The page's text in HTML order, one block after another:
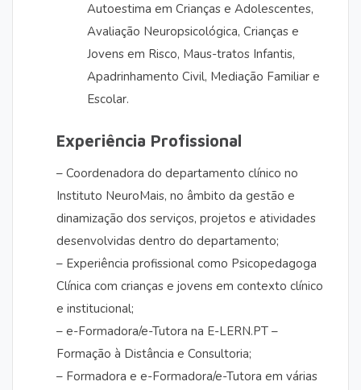
Autoestima em Crianças e Adolescentes,
Avaliação Neuropsicológica, Crianças e
Jovens em Risco, Maus-tratos Infantis,
Apadrinhamento Civil, Mediação Familiar e
Escolar.
Experiência Profissional
– Coordenadora do departamento clínico no
Instituto NeuroMais, no âmbito da gestão e
dinamização dos serviços, projetos e atividades
desenvolvidas dentro do departamento;
– Experiência profissional como Psicopedagoga
Clínica com crianças e jovens em contexto clínico
e institucional;
– e-Formadora/e-Tutora na E-LERN.PT –
Formação à Distância e Consultoria;
– Formadora e e-Formadora/e-Tutora em várias